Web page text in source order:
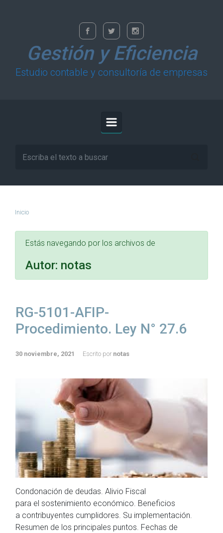
Gestión y Eficiencia
Estudio contable y consultoría de empresas
Inicio
Estás navegando por los archivos de
Autor: notas
RG-5101-AFIP-
Procedimiento. Ley N° 27.6
30 noviembre, 2021 Escrito por notas
Condonación de deudas. Alivio Fiscal
para el sostenimiento económico. Beneficios
a contribuyentes cumplidores. Su implementación.
Resumen de los principales puntos. Fechas de